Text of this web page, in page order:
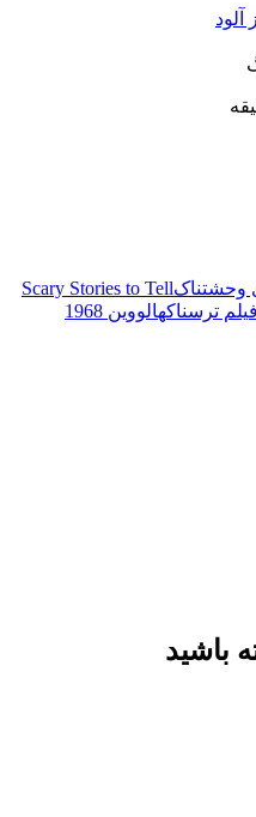
آلود
وحشتناکScary Stories to Tell
ترسناکهالووین 1968
باشید